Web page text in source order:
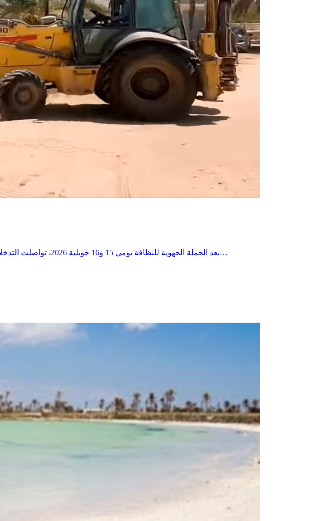
بعد الحملة الجهوية للنظافة يومي 15 و16 جويلية 2026، تواصلت التدخلات الميدانية يومي 18 و19 جويلية 2026 ببلدية العوابد الخزانات، حيث شملت العمادات الثلاث، وذلك في إطار…